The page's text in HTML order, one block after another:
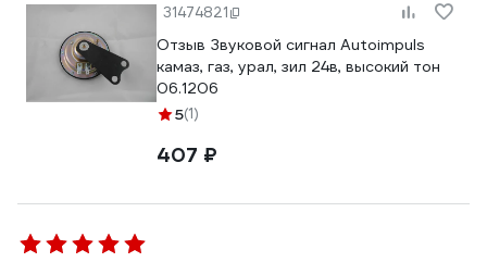
31474821
Отзыв Звуковой сигнал Autoimpuls
камаз, газ, урал, зил 24в, высокий тон
06.1206
5(1)
407 ₽